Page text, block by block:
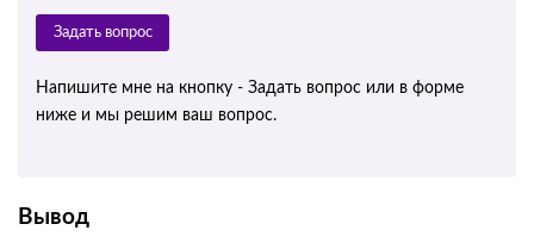
Задать вопрос
Напишите мне на кнопку - Задать вопрос или в форме
ниже и мы решим ваш вопрос.
Вывод